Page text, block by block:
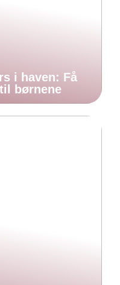
i haven: Få
børnene